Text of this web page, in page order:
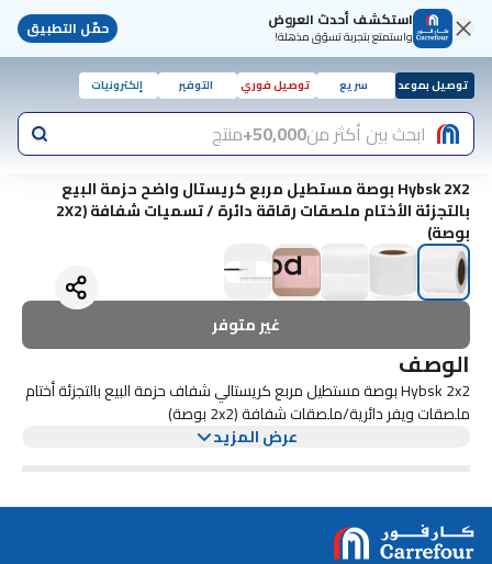
استكشف أحدث العروض
واستمتع بتجربة تسوّق مذهلة! حمّل التطبيق
توصيل بموعد سريع توصيل فوري التوفير إلكترونيات
ابحث بين أكثر من50,000+ منتج
Hybsk 2X2 بوصة مستطيل مربع كريستال واضح حزمة البيع
بالتجزئة الأختام ملصقات رقاقة دائرة / تسميات شفافة (2X2
بوصة)
غير متوفر
الوصف
Hybsk 2x2 بوصة مستطيل مربع كريستالي شفاف حزمة البيع بالتجزئة أختام
ملصقات ويفر دائرية/ملصقات شفافة (2x2 بوصة)
عرض المزيد